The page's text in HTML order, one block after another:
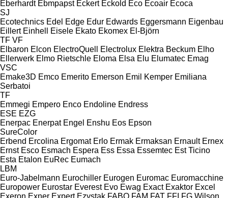
Eberhardt Ebmpapst Eckert Eckold Eco Ecoair Ecoca
SJ
Ecotechnics Edel Edge Edur Edwards Eggersmann Eigenbau
Eillert Einhell Eisele Ekato Ekomex El-Björn
TF VF
Elbaron Elcon ElectroQuell Electrolux Elektra Beckum Elho
Ellerwerk Elmo Rietschle Eloma Elsa Elu Elumatec Emag
VSC
Emake3D Emco Emerito Emerson Emil Kemper Emiliana
Serbatoi
TF
Emmegi Empero Enco Endoline Endress
ESE EZG
Enerpac Enerpat Engel Enshu Eos Epson
SureColor
Erbend Ercolina Ergomat Erlo Ermak Ermaksan Ernault Ernex
Ernst Esco Esmach Espera Ess Essa Essemtec Est Ticino
Esta Etalon EuRec Eumach
LBM
Euro-Jabelmann Eurochiller Eurogen Euromac Euromacchine
Europower Eurostar Everest Evo Ewag Exact Exaktor Excel
Exeron Exner Expert Ezystak FABO FAM FAT FFI FG Wilson